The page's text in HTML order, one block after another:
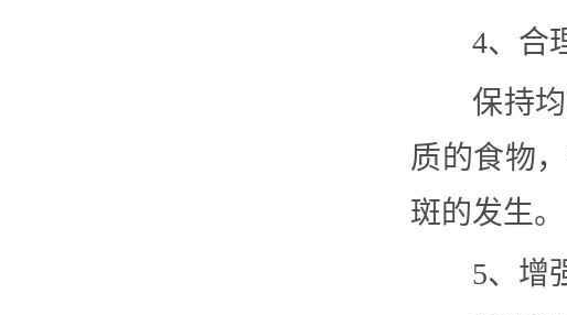
4、合
保持
质的食物
斑的发生。
5、增